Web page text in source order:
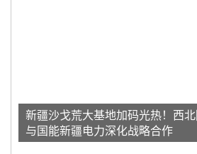
新疆沙戈荒大基地加码光热！西
与国能新疆电力深化战略合作